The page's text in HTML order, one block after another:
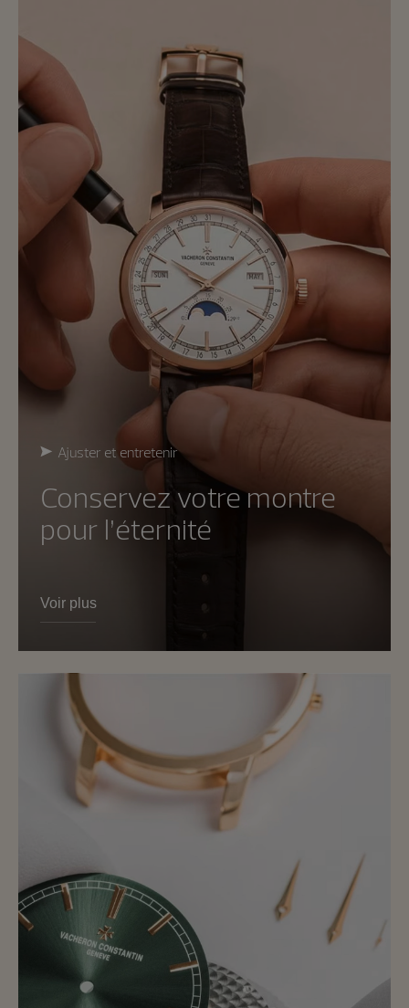
Ajuster et entretenir
Conservez votre montre
pour l’éternité
Voir plus